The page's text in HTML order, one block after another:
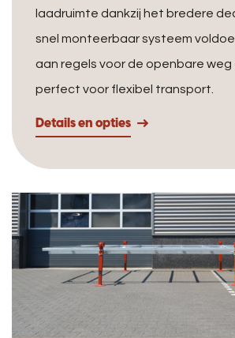
laadruimte dankzij het bredere
snel monteerbaar systeem
aan regels voor de openbare weg
perfect voor flexibel transport.
Details en opties